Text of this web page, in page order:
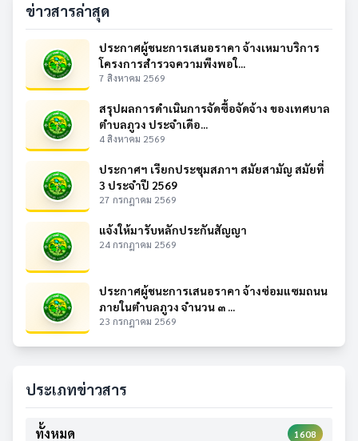
ข่าวสารล่าสุด
ประกาศผู้ชนะการเสนอราคา จ้างเหมาบริการ
โครงการสำรวจความพึงพอใ...
7 สิงหาคม 2569
สรุปผลการดำเนินการจัดซื้อจัดจ้าง ของเทศบาล
ตำบลภูวง ประจำเดือ...
4 สิงหาคม 2569
ประกาศฯ เรียกประชุมสภาฯ สมัยสามัญ สมัยที่
3 ประจำปี 2569
27 กรกฎาคม 2569
แจ้งให้มารับหลักประกันสัญญา
24 กรกฎาคม 2569
ประกาศผู้ชนะการเสนอราคา จ้างซ่อมแซมถนน
ภายในตำบลภูวง จำนวน ๓ ...
23 กรกฎาคม 2569
ประเภทข่าวสาร
ทั้งหมด 1608